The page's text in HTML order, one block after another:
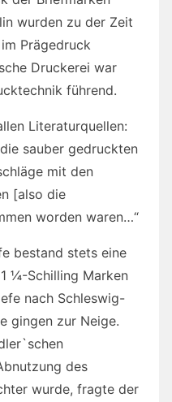
wurden zu der Zeit
Prägedruck
Druckerei war
führend.
Literaturquellen:
sauber gedruckten
mit den
[also die
worden waren…“
bestand stets eine
¼-Schilling Marken
nach Schleswig-
gingen zur Neige.
des
wurde, fragte der